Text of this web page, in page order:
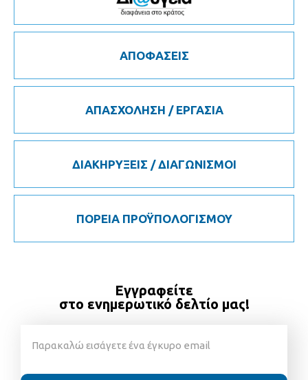
ΑΠΟΦΑΣΕΙΣ
ΑΠΑΣΧΟΛΗΣΗ / ΕΡΓΑΣΙΑ
ΔΙΑΚΗΡΥΞΕΙΣ / ΔΙΑΓΩΝΙΣΜΟΙ
ΠΟΡΕΙΑ ΠΡΟΫΠΟΛΟΓΙΣΜΟΥ
Εγγραφείτε
στο ενημερωτικό δελτίο μας!